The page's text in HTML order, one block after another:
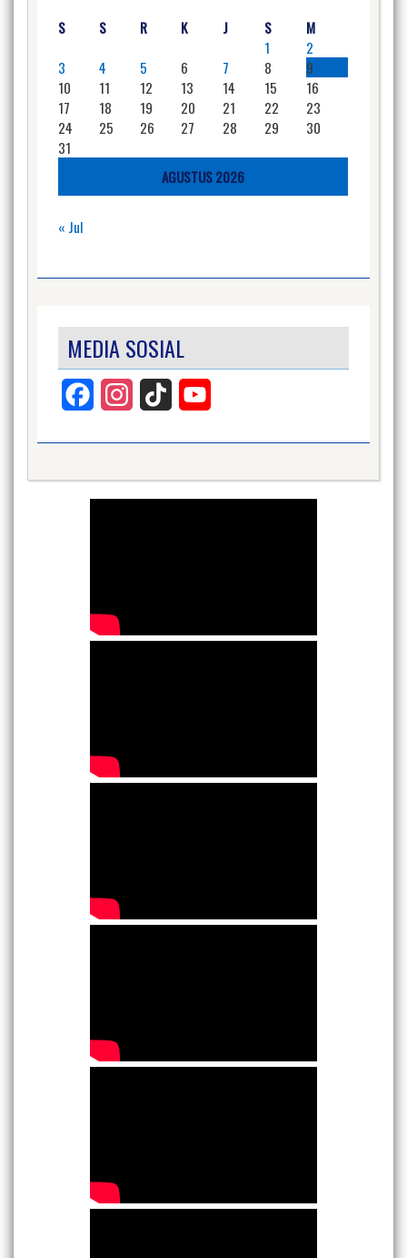
AGUSTUS 2026
S S R K J S
M
1
2
3
4 5 6 7 8
9
10
11 12 13 14 15
16
17
18 19 20 21 22
23
24
25 26 27 28 29
30
31
« Jul
MEDIA SOSIAL
Facebook InstagramTikTok